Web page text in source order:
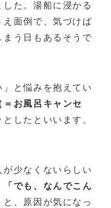
た。湯船に浸かる
え面倒で、気づけば
まう日もあるそうで
と悩みを抱えてい
＝お風呂キャンセ
したといいます。
少なくないらしい
「でも、なんでこん
と、原因が気になっ